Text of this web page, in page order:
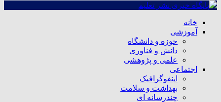
خانه
آموزشی
حوزه و دانشگاه
دانش و فناوری
علمی و پژوهشی
اجتماعی
اینفوگرافیک
بهداشت و سلامت
چندرسانه ای